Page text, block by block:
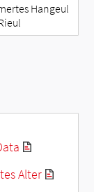
Hangeul
Alter